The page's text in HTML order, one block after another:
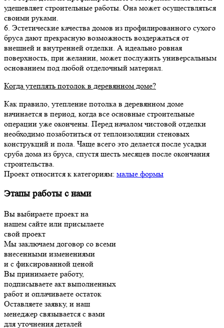
удешевляет строительные работы. Она может осуществляться
своими руками.
6. Эстетические качества домов из профилированного сухого
бруса дают прекрасную возможность воздержаться от
внешней и внутренней отделки. А идеально ровная
поверхность, при желании, может послужить универсальным
основанием под любой отделочный материал.
Когда утеплять потолок в деревянном доме?
Как правило, утепление потолка в деревянном доме
начинается в период, когда все основные строительные
операции уже окончены. Перед началом чистовой отделки
необходимо позаботиться от теплоизоляции стеновых
конструкций и пола. Чаще всего это делается после усадки
сруба дома из бруса, спустя шесть месяцев после окончания
строительства.
Проект относится к категориям: малые формы
Этапы работы с нами
Вы выбираете проект на
нашем сайте или присылаете
свой проект
Мы заключаем договор со всеми
внесенными изменениями
и с фиксированной ценой
Вы принимаете работу,
подписываете акт выполненных
работ и оплачиваете остаток
Оставляете заявку, и наш
менеджер связывается с вами
для уточнения деталей